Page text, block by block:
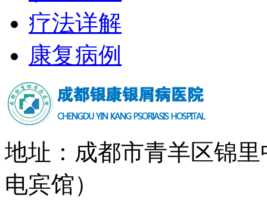
疗法详解
康复病例
地址：成都市青羊区锦
电宾馆）